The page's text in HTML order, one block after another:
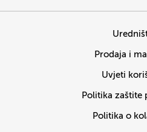
Prodaja i
Uvjeti
Politika zaštite
Politika o